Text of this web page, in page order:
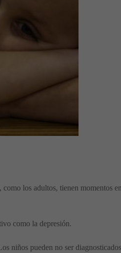
como los adultos, tienen momentos
como la depresión.
niños pueden no ser